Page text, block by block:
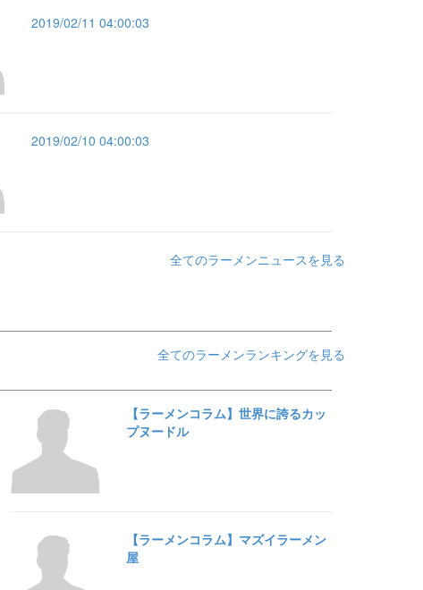
2019/02/11 04:00:03
2019/02/10 04:00:03
全てのラーメンニュースを見る
全てのラーメンランキングを見る
【ラーメンコラム】世界に誇るカッ
プヌードル
【ラーメンコラム】マズイラーメン
屋